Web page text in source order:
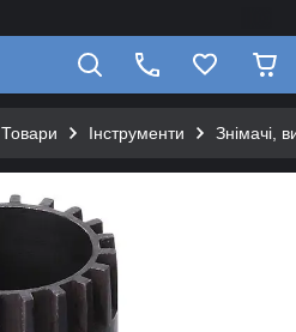
Товари Інструменти Знімачі,